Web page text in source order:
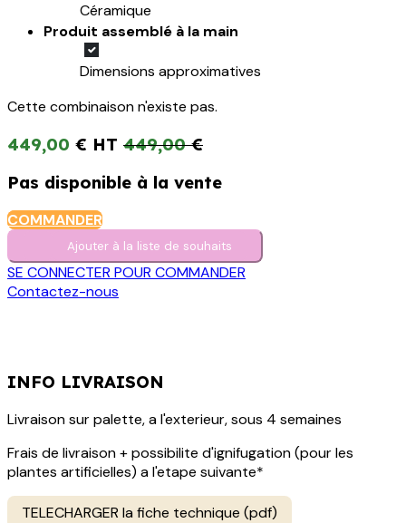
Céramique
Produit assemblé à la main
Dimensions approximatives
Cette combinaison n'existe pas.
449,00 € 449,00€
Pas disponible à la vente
COMMANDER
Ajouter à la liste de s​o​uh​aits
SE CONNECTER POUR COMMANDER
Contactez-nous
INFO LIVRAISON
Livraison sur palette, a l'exterieur, sous 4 semaines
Frais de livraison + possibilite d'ignifugation (pour les
plantes artificielles) a l'etape suivante*
TELECHARGER la fiche technique (pdf)